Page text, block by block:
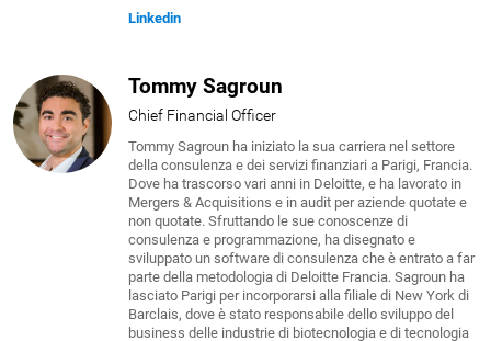
Linkedin
Tommy Sagroun
Chief Financial Officer
Tommy Sagroun ha iniziato la sua carriera nel settore
della consulenza e dei servizi finanziari a Parigi, Francia.
Dove ha trascorso vari anni in Deloitte, e ha lavorato in
Mergers & Acquisitions e in audit per aziende quotate e
non quotate. Sfruttando le sue conoscenze di
consulenza e programmazione, ha disegnato e
sviluppato un software di consulenza che è entrato a far
parte della metodologia di Deloitte Francia. Sagroun ha
lasciato Parigi per incorporarsi alla filiale di New York di
Barclais, dove è stato responsabile dello sviluppo del
business delle industrie di biotecnologia e di tecnologia